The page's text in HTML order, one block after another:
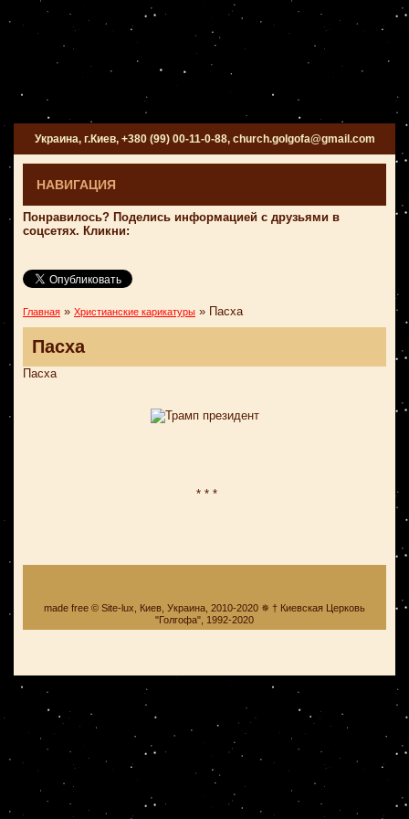
Украина, г.Киев, +380 (99) 00-11-0-88, church.golgofa@gmail.com
НАВИГАЦИЯ
Понравилось? Поделись информацией с друзьями в
соцсетях. Кликни:
Главная » Христианские карикатуры » Пасха
Пасха
Пасха
* * *
made free © Site-lux, Киев, Украина, 2010-2020 ✵ † Киевская Церковь
"Голгофа", 1992-2020